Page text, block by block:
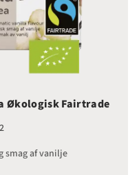
Økologisk Fairtrade
smag af vanilje